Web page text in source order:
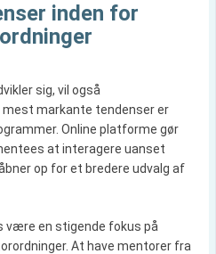
inden for
sig, vil også
mest markante tendenser er
Online platforme gør
at interagere uanset
op for et bredere udvalg af
være en stigende fokus på
At have mentorer fra